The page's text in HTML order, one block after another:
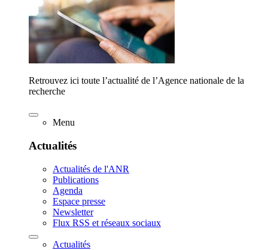
Retrouvez ici toute l’actualité de l’Agence nationale de la
recherche
Menu
Actualités
Actualités de l'ANR
Publications
Agenda
Espace presse
Newsletter
Flux RSS et réseaux sociaux
Actualités